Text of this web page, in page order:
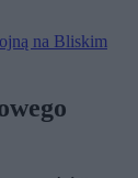
na Bliskim